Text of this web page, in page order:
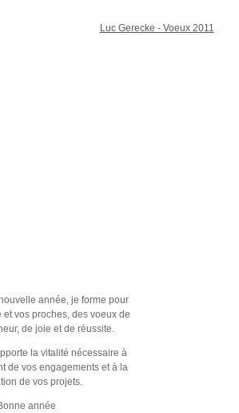
année, je forme pour
et vos proches, des voeux de
de joie et de réussite.
la vitalité nécessaire à
de vos engagements et à la
de vos projets.
année